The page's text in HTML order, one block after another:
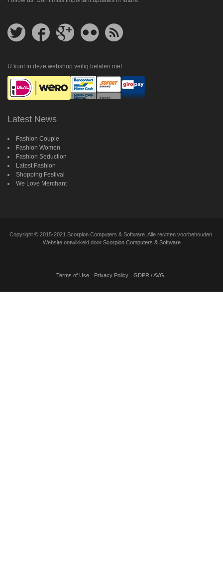
Follow
us
Follow
us
Follow
us
Plus
Follow
us
feed
U kunt in deze webshop veilig betalen met:
Latest News
Fashion Couple
Fashion Women
Fashion Seduction
Latest Fashion
Shopping Festival
We Love Merchant
Copyright © 2015-2021 Scorpion Computers & Software. Alle rechten voorbehouden.
Website ontwikkeld door Scorpion Computers & Software
Terms of Use Privacy Policy GDPR / AVG